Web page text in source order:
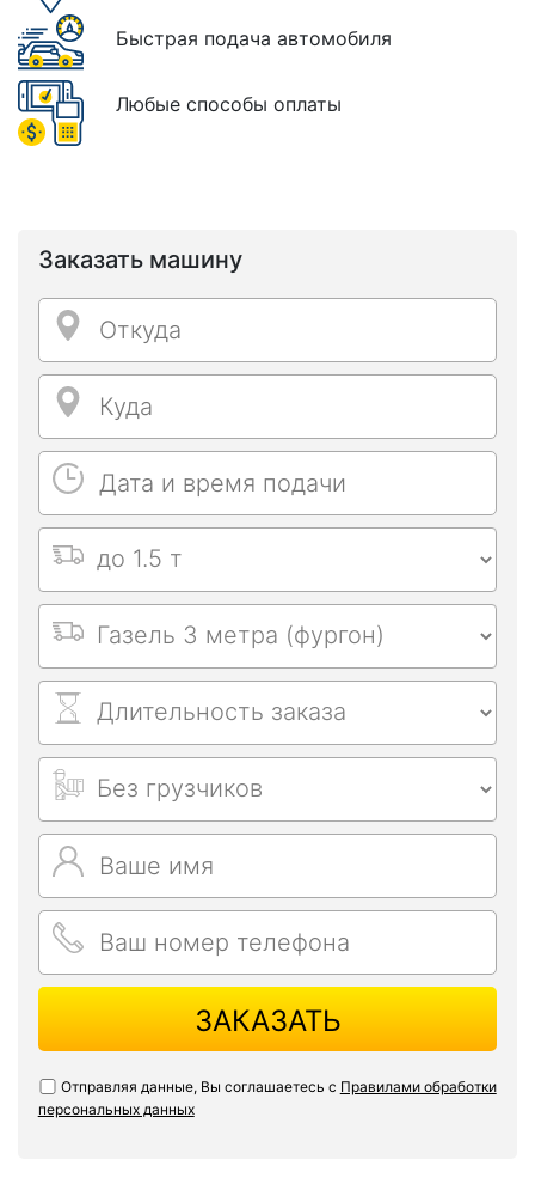
Быстрая подача автомобиля
Любые способы оплаты
Заказать машину
ЗАКАЗАТЬ
Отправляя данные, Вы соглашаетесь с Правилами обработки
персональных данных